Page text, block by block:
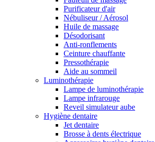
Purificateur d'air
Nébuliseur / Aérosol
Huile de massage
Désodorisant
Anti-ronflements
Ceinture chauffante
Pressothérapie
Aide au sommeil
Luminothérapie
Lampe de luminothérapie
Lampe infrarouge
Reveil simulateur aube
Hygiène dentaire
Jet dentaire
Brosse à dents électrique